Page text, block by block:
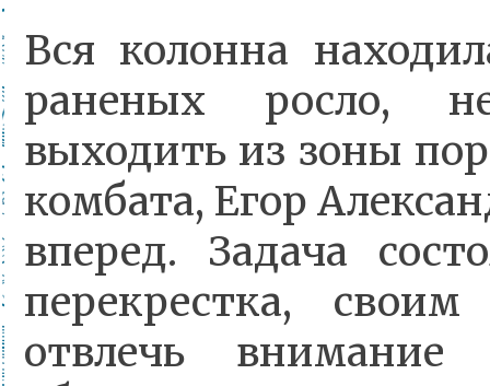
Вся колонна
раненых росло,
выходить из зоны
комбата, Егор
вперед. Задача
перекрестка,
отвлечь